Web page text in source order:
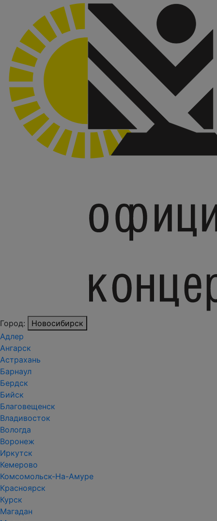
Город:
Новосибирск
Адлер
Ангарск
Астрахань
Барнаул
Бердск
Бийск
Благовещенск
Владивосток
Вологда
Воронеж
Иркутск
Кемерово
Комсомольск-На-Амуре
Красноярск
Курск
Магадан